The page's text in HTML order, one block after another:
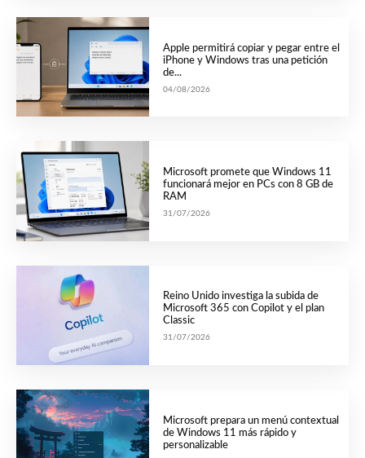
Apple permitirá copiar y pegar entre el
iPhone y Windows tras una petición
de...
04/08/2026
Microsoft promete que Windows 11
funcionará mejor en PCs con 8 GB de
RAM
31/07/2026
Reino Unido investiga la subida de
Microsoft 365 con Copilot y el plan
Classic
31/07/2026
Microsoft prepara un menú contextual
de Windows 11 más rápido y
personalizable